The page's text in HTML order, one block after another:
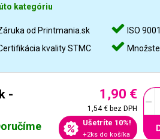
kategóriu
od Printmania.sk
kvality STMC
ISO
-
1,90 €
1,54 €bez DPH
Ušetríte 10%!
+2ks do košíka
-